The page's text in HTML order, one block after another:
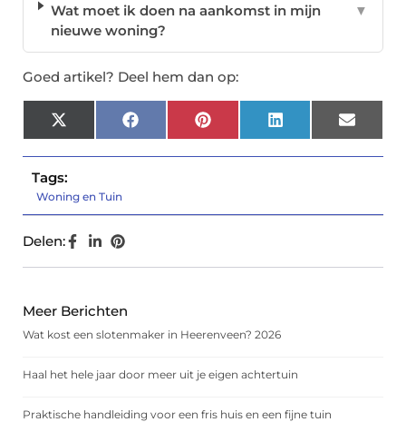
Wat moet ik doen na aankomst in mijn
nieuwe woning?
▼
Goed artikel? Deel hem dan op:
X
(Twitter)
FacebookPinterest LinkedIn Email
Tags:
Woning en Tuin
Delen:
Meer Berichten
Wat kost een slotenmaker in Heerenveen? 2026
Haal het hele jaar door meer uit je eigen achtertuin
Praktische handleiding voor een fris huis en een fijne tuin